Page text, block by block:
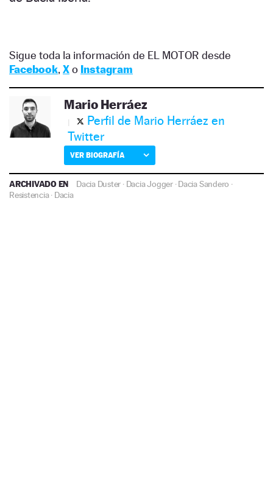
Sigue toda la información de EL MOTOR desde
Facebook, Xo Instagram
Mario Herráez
Perfil de Mario Herráez en
Twitter
VER BIOGRAFÍA
ARCHIVADO EN Dacia Duster · Dacia Jogger·Dacia Sandero ·
Resistencia· Dacia